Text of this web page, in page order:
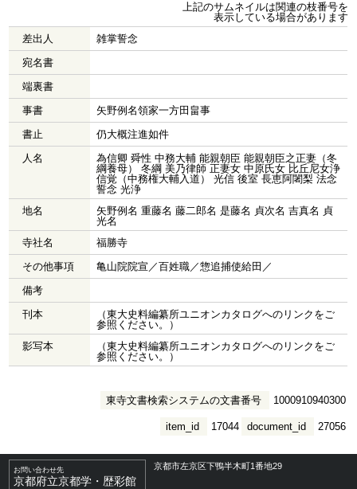
上記のサムネイルは関連の枝番号を
表示している場合があります
差出人
雑掌誓念
宛名書
端裏書
事書
矢野例名領家一方田畠事
書止
仍大概注進如件
人名
為信卿 舜性 中務大輔 能親朝臣 能親朝臣之正妻（冬
綱養母） 冬綱 美乃律師 正妻女 中原氏女 比丘尼女浄
信覚（中務権大輔入道） 光信 後室 長恵阿闍梨 法念
誓念 光浄
地名
矢野例名 重藤名 藤二郎名 是藤名 貞次名 吉真名 貞
光名
寺社名
福勝寺
その他事項
亀山院院宣／百姓職／惣追捕使給田／
備考
刊本
（東大史料編纂所ユニオンカタログへのリンクをご
参照ください。）
影写本
（東大史料編纂所ユニオンカタログへのリンクをご
参照ください。）
東寺文書検索システムの文書番号 1000910940300
document_id 27056
item_id 17044
お問い合わせ先
京都府立京都学・歴彩館
京都市左京区下鴨半木町1番地29